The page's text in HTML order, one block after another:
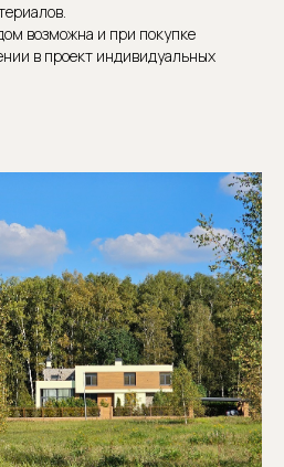
возможна и при покупке
в проект индивидуальных